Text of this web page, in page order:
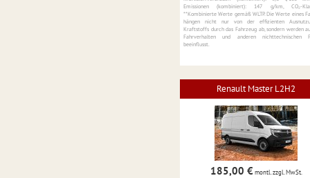
Emissionen (kombiniert): 147 g/km, CO₂-
**Kombinierte Werte gemäß WLTP. Die Werte eines
hängen nicht nur von der effizienten
Kraftstoffs durch das Fahrzeug ab, sondern werden
Fahrverhalten und anderen nichttechnischen
beeinflusst.
Renault Master L2H2
185,00 €montl. zzgl. MwSt.